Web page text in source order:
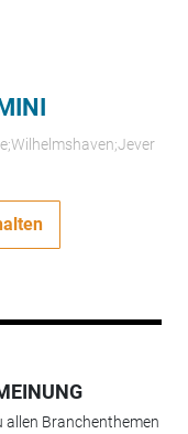
allen Branchenthemen